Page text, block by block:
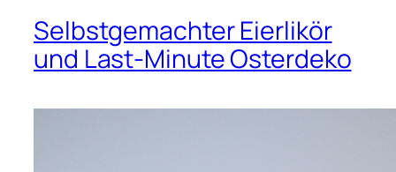
Selbstgemachter Eierlikör
und Last-Minute Osterdeko